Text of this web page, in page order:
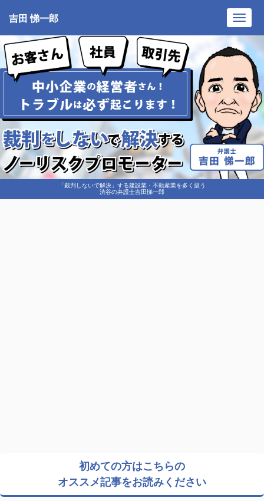
「裁判しないで解決」する建設業・不動産業を多く扱う
渋谷の弁護士吉田悌一郎
吉田 悌一郎
初めての方はこちらの
オススメ記事をお読みください